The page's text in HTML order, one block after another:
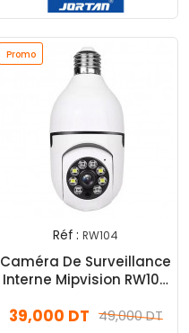
Promo
Réf : RW104
Caméra De Surveillance
Interne Mipvision RW104
49,000 DT
39,000 DT